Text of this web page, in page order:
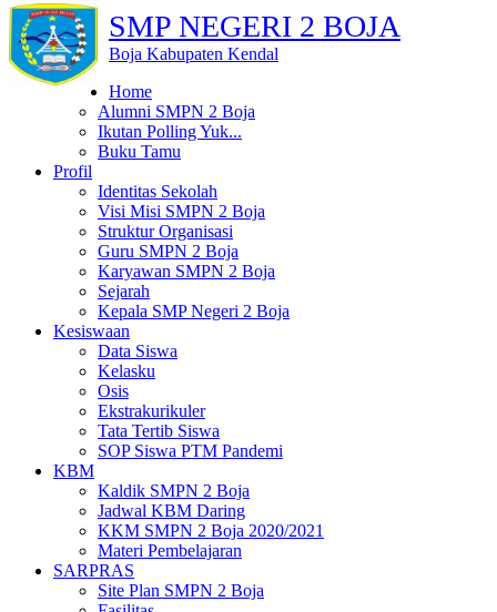
SMP NEGERI 2 BOJA
Boja Kabupaten Kendal
Home
Alumni SMPN 2 Boja
Ikutan Polling Yuk...
Buku Tamu
Profil
Identitas Sekolah
Visi Misi SMPN 2 Boja
Struktur Organisasi
Guru SMPN 2 Boja
Karyawan SMPN 2 Boja
Sejarah
Kepala SMP Negeri 2 Boja
Kesiswaan
Data Siswa
Kelasku
Osis
Ekstrakurikuler
Tata Tertib Siswa
SOP Siswa PTM Pandemi
KBM
Kaldik SMPN 2 Boja
Jadwal KBM Daring
KKM SMPN 2 Boja 2020/2021
Materi Pembelajaran
SARPRAS
Site Plan SMPN 2 Boja